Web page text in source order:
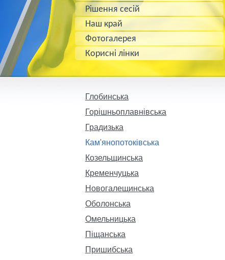
Рішення сесій
Наш край
Фотогалерея
Корисні лінки
Глобинська
Горішньоплавнівська
Градизька
Кам'янопотоківська
Козельщинська
Кременчуцька
Новогалещинська
Оболонська
Омельницька
Піщанська
Пришибська